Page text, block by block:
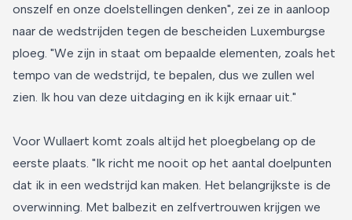
onszelf en onze doelstellingen denken", zei ze in aanloop
naar de wedstrijden tegen de bescheiden Luxemburgse
ploeg. "We zijn in staat om bepaalde elementen, zoals het
tempo van de wedstrijd, te bepalen, dus we zullen wel
zien. Ik hou van deze uitdaging en ik kijk ernaar uit."
Voor Wullaert komt zoals altijd het ploegbelang op de
eerste plaats. "Ik richt me nooit op het aantal doelpunten
dat ik in een wedstrijd kan maken. Het belangrijkste is de
overwinning. Met balbezit en zelfvertrouwen krijgen we